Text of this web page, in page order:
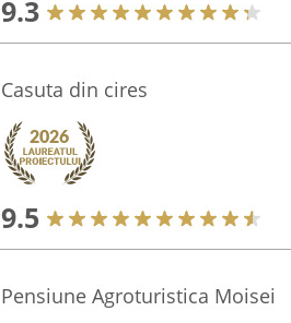
9.3
Casuta din cires
9.5
Pensiune Agroturistica Moisei